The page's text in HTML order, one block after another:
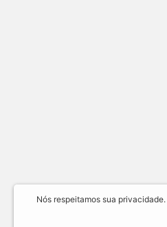
Nós respeitamos sua